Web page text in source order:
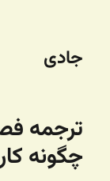
جادی
ترجمه
چگونه